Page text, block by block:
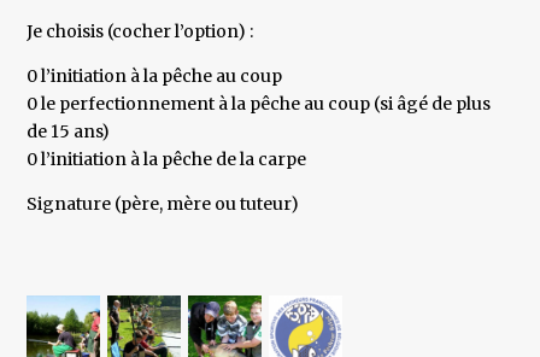
Je choisis (cocher l’option) :
0 l’initiation à la pêche au coup
0 le perfectionnement à la pêche au coup (si âgé de plus
de 15 ans)
0 l’initiation à la pêche de la carpe
Signature (père, mère ou tuteur)